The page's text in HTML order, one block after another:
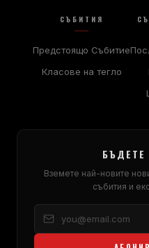
СЪБИТИЯ
Предстоящо Събитие
Класове на тегло
БЪДЕТЕ
Вземете най-новите
събития и